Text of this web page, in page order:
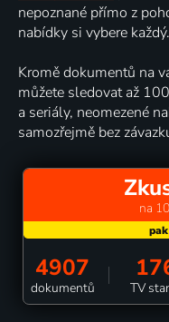
nepoznané přímo z
nabídky si vybere každý.
Kromě dokumentů na
můžete sledovat až
a seriály, neomezené
samozřejmě bez
na
4907
dokumentů TV